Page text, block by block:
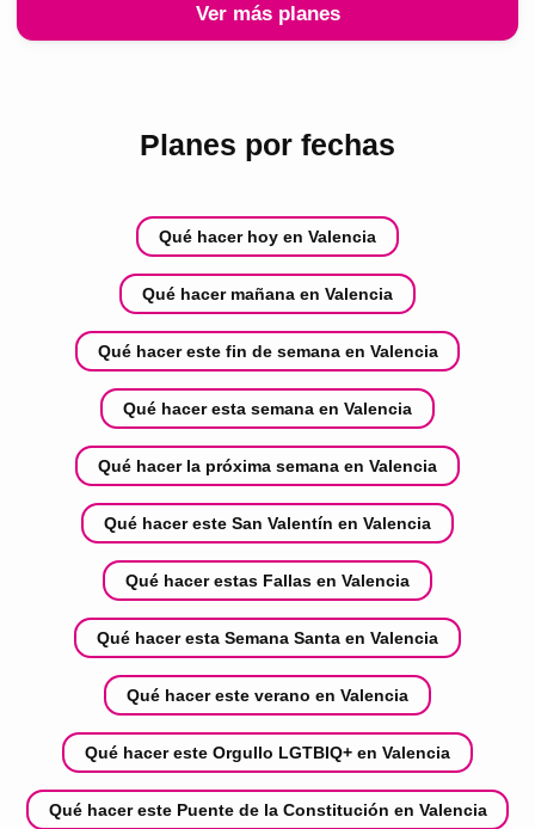
Ver más planes
Planes por fechas
Qué hacer hoy en Valencia
Qué hacer mañana en Valencia
Qué hacer este fin de semana en Valencia
Qué hacer esta semana en Valencia
Qué hacer la próxima semana en Valencia
Qué hacer este San Valentín en Valencia
Qué hacer estas Fallas en Valencia
Qué hacer esta Semana Santa en Valencia
Qué hacer este verano en Valencia
Qué hacer este Orgullo LGTBIQ+ en Valencia
Qué hacer este Puente de la Constitución en Valencia